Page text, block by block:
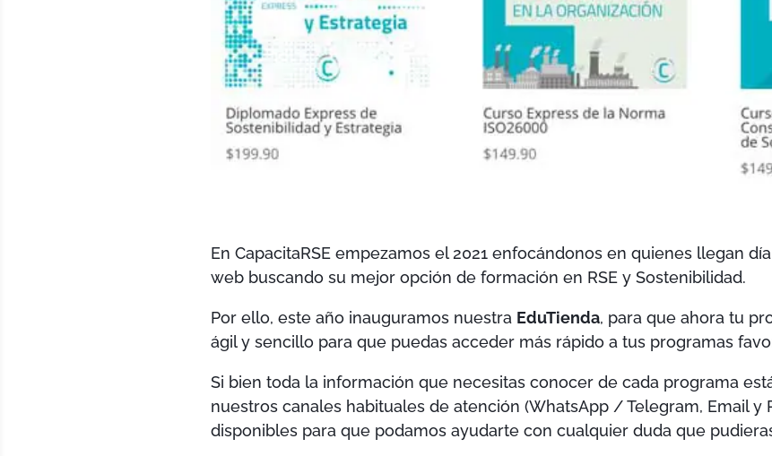
En CapacitaRSE empezamos el 2021 enfocándonos en quienes llegan
web buscando su mejor opción de formación en RSE y Sostenibilidad.
Por ello, este año inauguramos nuestra EduTienda, para que ahora tu
ágil y sencillo para que puedas acceder más rápido a tus programas
Si bien toda la información que necesitas conocer de cada programa
nuestros canales habituales de atención (WhatsApp / Telegram, Email y
disponibles para que podamos ayudarte con cualquier duda que